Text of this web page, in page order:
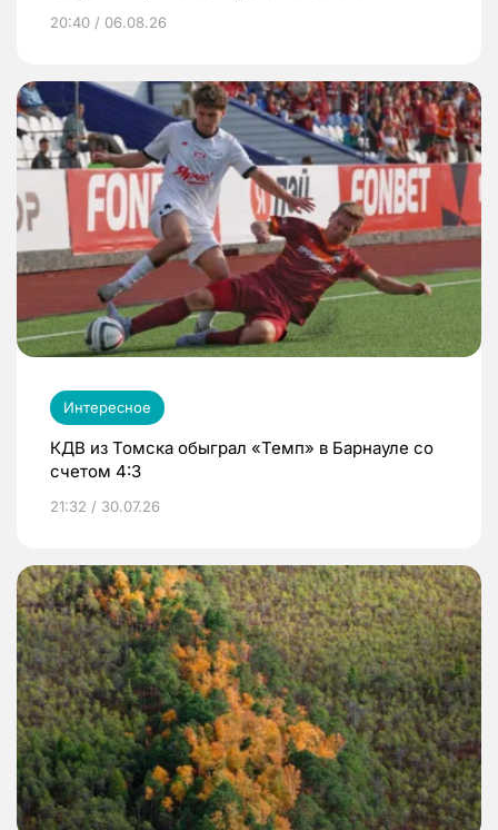
20:40 / 06.08.26
Интересное
КДВ из Томска обыграл «Темп» в Барнауле со
счетом 4:3
21:32 / 30.07.26